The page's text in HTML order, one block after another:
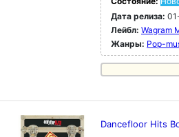
Дата релиза:
Лейбл: Wagram
Жанры: Pop-
Dancefloor Hits